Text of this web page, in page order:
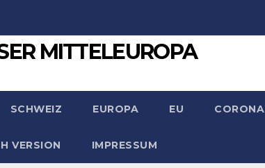
MITTELEUROPA
SCHWEIZ EUROPA EU CORONA
VERSION IMPRESSUM